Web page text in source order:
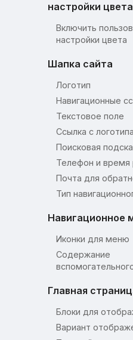
настройки цвета
Включить
настройки цвета
Шапка сайта
Логотип
Навигационные
Текстовое поле
Ссылка с логотипа
Поисковая
Телефон и время
Почта для
Тип
Навигационное
Иконки для меню
Содержание
Главная
Блоки для
Вариант